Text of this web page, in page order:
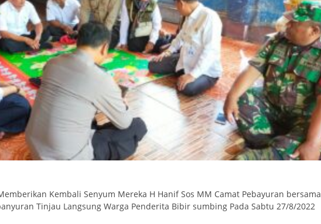
Kembali Senyum Mereka H Hanif Sos MM Camat Pebayuran bersama
Tinjau Langsung Warga Penderita Bibir sumbing Pada Sabtu 27/8/2022